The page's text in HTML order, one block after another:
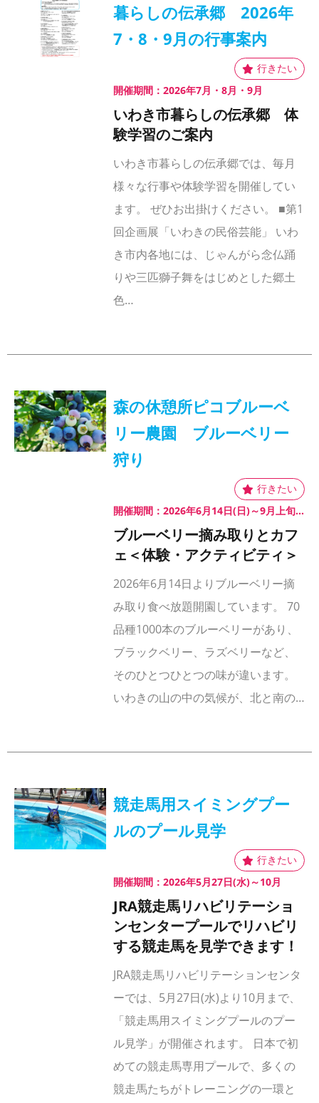
暮らしの伝承郷 2026年
7・8・9月の行事案内
開催期間：2026年7月・8月・9月
いわき市暮らしの伝承郷 体
験学習のご案内
いわき市暮らしの伝承郷では、毎月
様々な行事や体験学習を開催してい
ます。 ぜひお出掛けください。 ■第1
回企画展「いわきの民俗芸能」 いわ
き市内各地には、じゃんがら念仏踊
りや三匹獅子舞をはじめとした郷土
色…
森の休憩所ピコブルーベ
リー農園 ブルーベリー
狩り
開催期間：2026年6月14日(日)～9月上旬(予定)
ブルーベリー摘み取りとカフ
ェ＜体験・アクティビティ＞
2026年6月14日よりブルーベリー摘
み取り食べ放題開園しています。 70
品種1000本のブルーベリーがあり、
ブラックベリー、ラズベリーなど、
そのひとつひとつの味が違います。
いわきの山の中の気候が、北と南の…
競走馬用スイミングプー
ルのプール見学
開催期間：2026年5月27日(水)～10月
JRA競走馬リハビリテーショ
ンセンタープールでリハビリ
する競走馬を見学できます！
JRA競走馬リハビリテーションセンタ
ーでは、5月27日(水)より10月まで、
「競走馬用スイミングプールのプー
ル見学」が開催されます。 日本で初
めての競走馬専用プールで、多くの
競走馬たちがトレーニングの一環と